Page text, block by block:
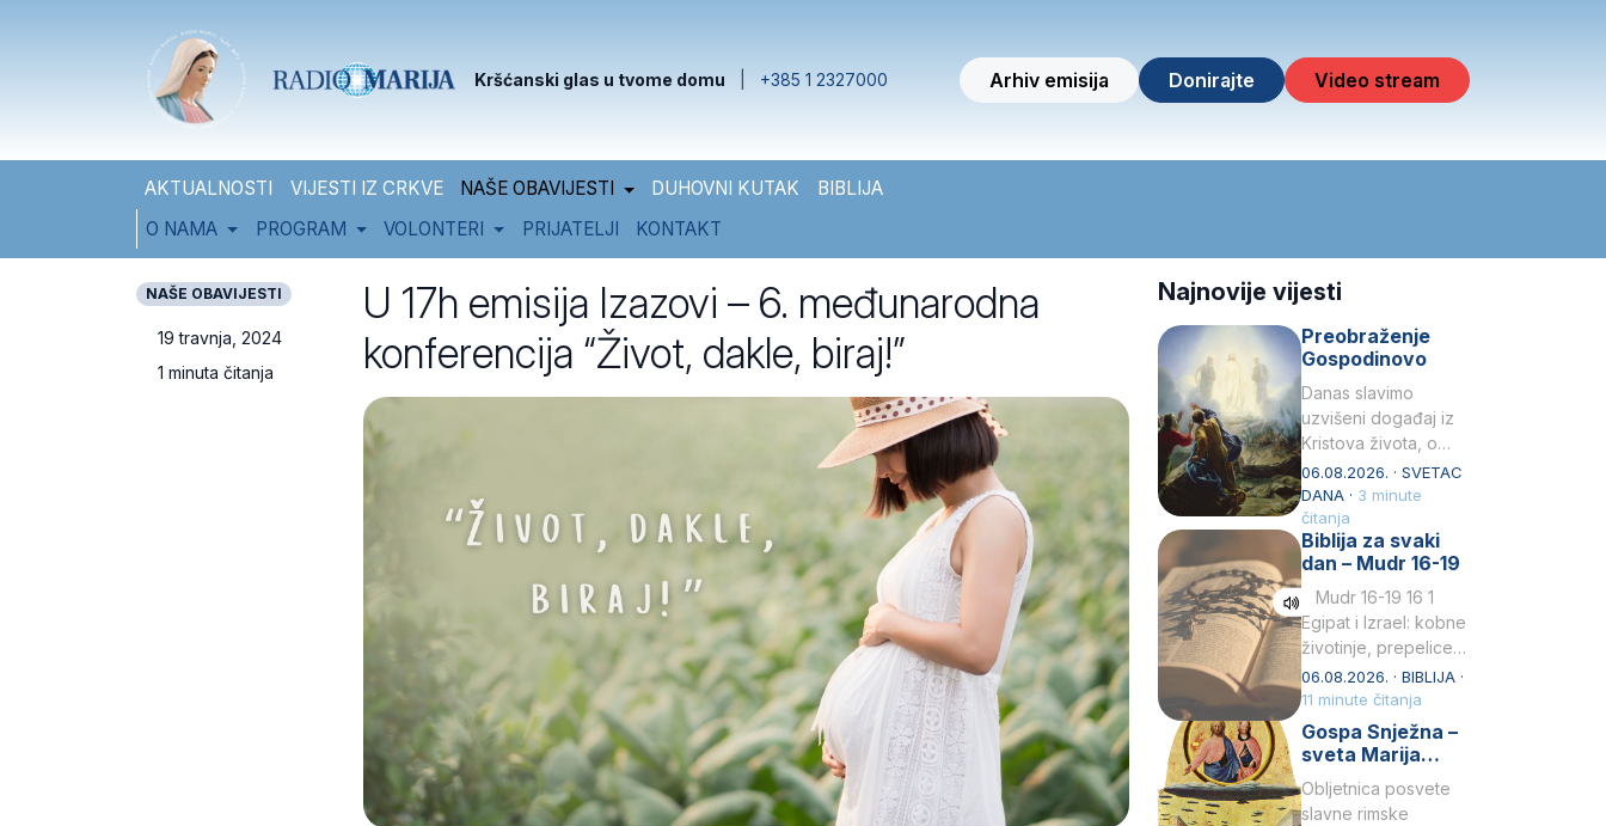
Kršćanski glas u tvome domu +385 1 2327000 Arhiv emisija Donirajte Video stream
AKTUALNOSTI VIJESTI IZ CRKVE NAŠE OBAVIJESTI DUHOVNI KUTAK
BIBLIJA
O NAMA
PROGRAM VOLONTERI PRIJATELJI KONTAKT
NAŠE OBAVIJESTI
19 travnja, 2024
1 minuta čitanja
U 17h emisija Izazovi – 6. međunarodna
konferencija “Život, dakle, biraj!”
Najnovije vijesti
Preobraženje
Gospodinovo
Danas slavimo
uzvišeni događaj iz
Kristova života, o
kojem nas izvješćuju
evanđelisti Matej,
Marko i Luka te sveti
Petar u svojoj
drugoj…
06.08.2026. · SVETAC
DANA · 3 minute
čitanja
Biblija za svaki
dan – Mudr 16-19
Mudr 16-19 16 1
Egipat i Izrael: kobne
životinje, prepelice
Zato bijahu
primjereno kažnjeni
sličnim životinjamai
mučeni mnoštvom
06.08.2026. · BIBLIJA ·
11 minute čitanja
Gospa Snježna –
sveta Marija
Velika, zaštitnica
rimske bazilike
Obljetnica posvete
slavne rimske